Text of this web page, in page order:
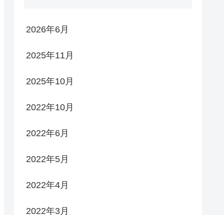
2026年6月
2025年11月
2025年10月
2022年10月
2022年6月
2022年5月
2022年4月
2022年3月